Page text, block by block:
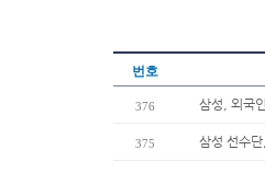
번호
376 삼성, 외국
375 삼성 선수